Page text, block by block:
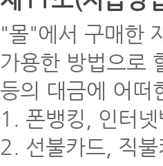
"몰"에서 구매한
가용한 방법으로
등의 대금에 어떠
1. 폰뱅킹, 인터
2. 선불카드, 직